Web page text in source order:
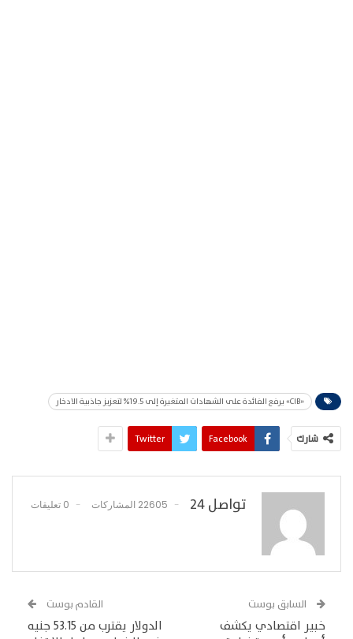
«CIB» يرفع الفائدة على الشهادات المتغيرة إلى 19.5% لتعزيز جاذبية الادخار
شارك Facebook
Twitter
تواصل 24 22605 المشاركات 0 تعليقات
السابق بوست
خبير اقتصادي يكشف
القادم بوست
الدولار يقترب من 53.15 جنيه